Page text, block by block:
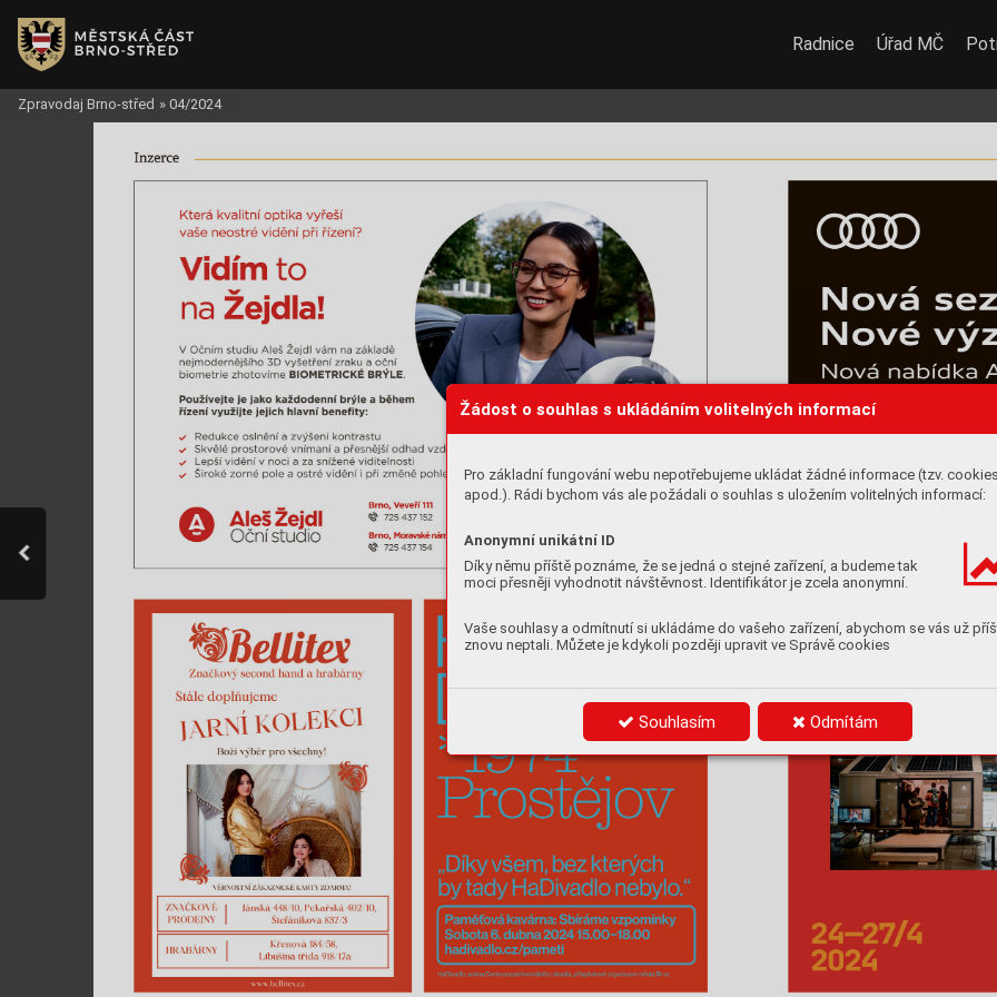
Žádost o souhlas s ukládáním volitelných informací
Pro základní fungování webu nepotřebujeme ukládat žádné informace (tzv.
apod.). Rádi bychom vás ale požádali o souhlas s uložením volitelných informací:
Anonymní unikátní ID
Díky němu příště poznáme, že se jedná o stejné zařízení, a budeme tak
moci přesněji vyhodnotit návštěvnost. Identifikátor je zcela anonymní.
Vaše souhlasy a odmítnutí si ukládáme do vašeho zařízení, abychom se vás už
znovu neptali. Můžete je kdykoli později upravit ve Správě cookies
Souhlasím Odmítám
Inzerce
Radnice Úřad MČ
Zpravodaj Brno-střed » 04/2024